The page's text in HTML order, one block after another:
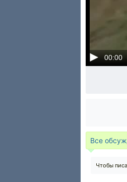
00:00
Все
Чтобы